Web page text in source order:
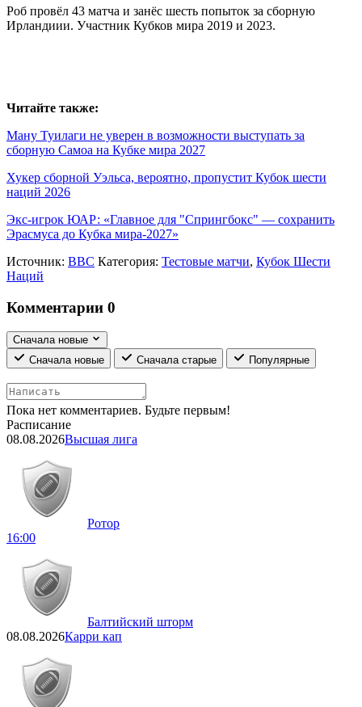
Роб провёл 43 матча и занёс шесть попыток за сборную
Ирландиии. Участник Кубков мира 2019 и 2023.
Читайте также:
Ману Туилаги не уверен в возможности выступать за
сборную Самоа на Кубке мира 2027
Хукер сборной Уэльса, вероятно, пропустит Кубок шести
наций 2026
Экс-игрок ЮАР: «Главное для "Спрингбокс" — сохранить
Эрасмуса до Кубка мира-2027»
Источник: ВВС Категория: Тестовые матчи, Кубок Шести
Наций
Комментарии 0
Сначала новые
Сначала новые
Сначала старые Популярные
Пока нет комментариев. Будьте первым!
Расписание
08.08.2026Высшая лига
Ротор
16:00
Балтийский шторм
08.08.2026Карри кап